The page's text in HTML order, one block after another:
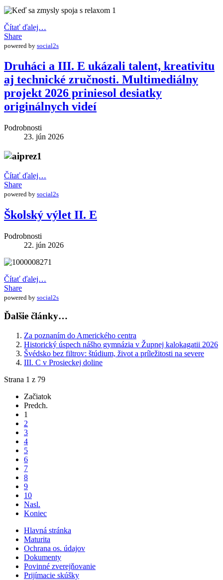
Čítať ďalej…
Share
powered by social2s
Druháci a III. E ukázali talent, kreativitu
aj technické zručnosti. Multimediálny
projekt 2026 priniesol desiatky
originálnych videí
Podrobnosti
23. jún 2026
Čítať ďalej…
Share
powered by social2s
Školský výlet II. E
Podrobnosti
22. jún 2026
Čítať ďalej…
Share
powered by social2s
Ďalšie články…
Za poznaním do Amerického centra
Historický úspech nášho gymnázia v Župnej kalokagatii 2026
Švédsko bez filtrov: štúdium, život a príležitosti na severe
III. C v Prosieckej doline
Strana 1 z 79
Začiatok
Predch.
1
2
3
4
5
6
7
8
9
10
Nasl.
Koniec
Hlavná stránka
Maturita
Ochrana os. údajov
Dokumenty
Povinné zverejňovanie
Prijímacie skúšky